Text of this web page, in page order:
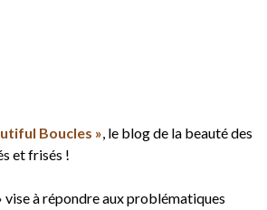
Boucles », le blog de la beauté des
et frisés !
vise à répondre aux problématiques